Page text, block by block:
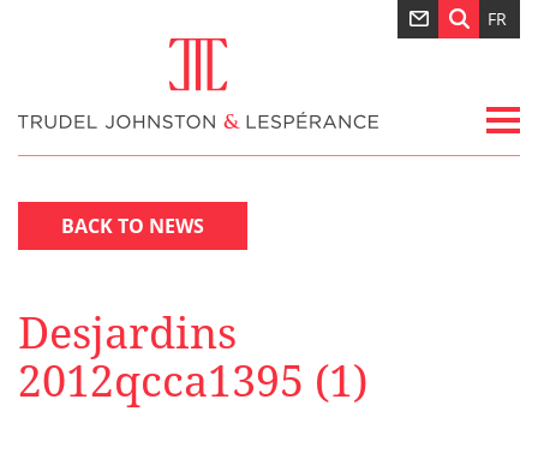
FR
BACK TO NEWS
Desjardins
2012qcca1395 (1)